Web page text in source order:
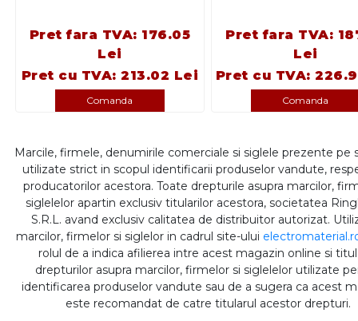
Pret fara TVA: 176.05
Lei
Pret cu TVA: 213.02 Lei
Comanda
Pret fara TVA:
Lei
Pret cu TVA:
Comanda
Marcile, firmele, denumirile comerciale si siglele prezente pe
utilizate strict in scopul identificarii produselor vandute,
producatorilor acestora. Toate drepturile asupra marcilor,
siglelelor apartin exclusiv titularilor acestora, societatea
S.R.L. avand exclusiv calitatea de distribuitor autorizat.
marcilor, firmelor si siglelor in cadrul site-ului
rolul de a indica afilierea intre acest magazin online si
drepturilor asupra marcilor, firmelor si siglelelor utilizate
identificarea produselor vandute sau de a sugera ca acest
este recomandat de catre titularul acestor drepturi.